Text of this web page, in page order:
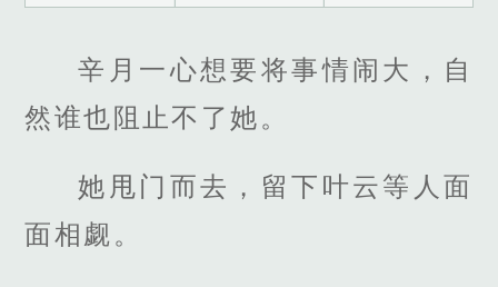
辛月一心想要将事情闹大，自
然谁也阻止不了她。
她甩门而去，留下叶云等人面
面相觑。